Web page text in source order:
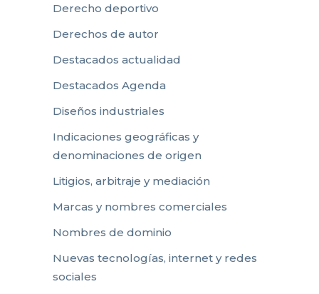
Derecho deportivo
Derechos de autor
Destacados actualidad
Destacados Agenda
Diseños industriales
Indicaciones geográficas y
denominaciones de origen
Litigios, arbitraje y mediación
Marcas y nombres comerciales
Nombres de dominio
Nuevas tecnologías, internet y redes
sociales